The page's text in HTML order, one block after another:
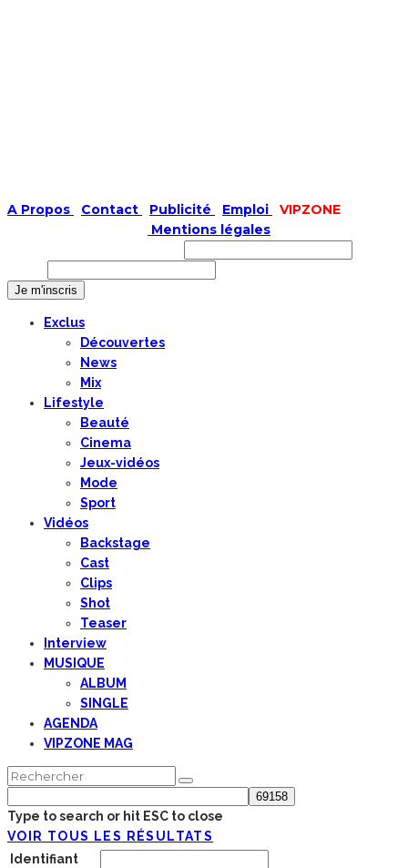
A Propos Contact Publicité Emploi
VIPZONE
Mentions légales
Exclus
Découvertes
News
Mix
Lifestyle
Beauté
Cinema
Jeux-vidéos
Mode
Sport
Vidéos
Backstage
Cast
Clips
Shot
Teaser
Interview
MUSIQUE
ALBUM
SINGLE
AGENDA
VIPZONE MAG
Type to search or hit ESC to close
VOIR TOUS LES RÉSULTATS
Identifiant